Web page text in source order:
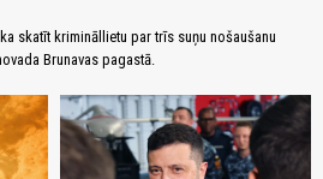
skatīt krimināllietu par trīs suņu nošaušanu
Brunavas pagastā.